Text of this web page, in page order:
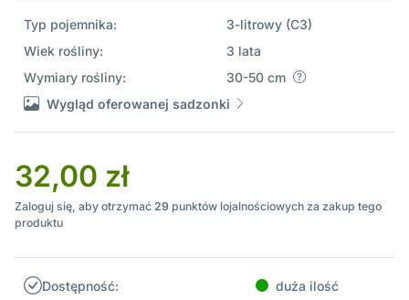
Typ pojemnika:
3-litrowy (C3)
Wiek rośliny:
3 lata
Wymiary rośliny:
30-50 cm
Wygląd oferowanej sadzonki
32,00 zł
Zaloguj się, aby otrzymać 29 punktów lojalnościowych za zakup tego
produktu
Dostępność:
duża ilość